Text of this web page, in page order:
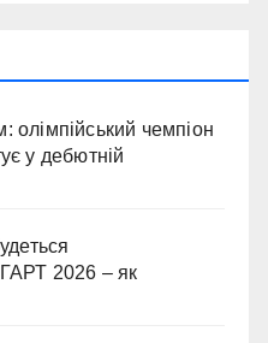
олімпійський чемпіон
у дебютній
2026 – як